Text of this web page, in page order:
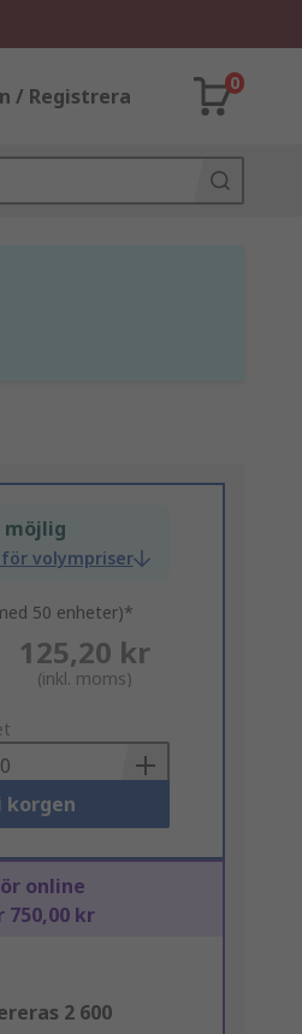
/ Registrera
0
volympriser
50 enheter)*
125,20 kr
(inkl. moms)
korgen
online
kr
2 600